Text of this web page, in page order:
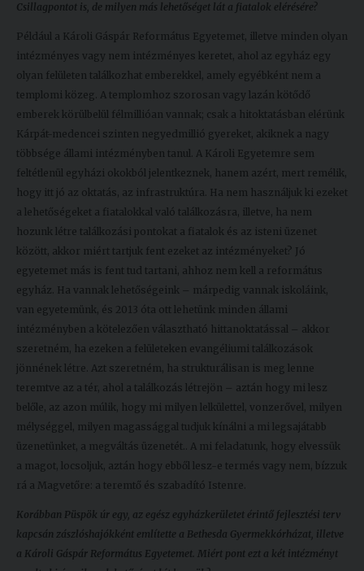
Csillagpontot is, de milyen más lehetőséget lát a fiatalok elérésére?
Például a Károli Gáspár Református Egyetemet, illetve minden olyan
intézményes vagy nem intézményes keretet, ahol az egyház egy
olyan felületen találkozhat emberekkel, amely egyébként nem a
templomi közeg. A templomhoz szorosan vagy lazán kötődő
emberek körülbelül félmillióan vannak; csak a hitoktatásban elérünk
Kárpát-medencei szinten negyedmillió gyereket, akiknek a nagy
többsége állami intézményben tanul. A Károli Egyetemre sem
feltétlenül egyházi okokból jelentkeznek, hanem azért, mert remélik,
hogy itt jó az oktatás, az infrastruktúra. Ha nem használjuk ki ezeket
a lehetőségeket a fiatalokkal való találkozásra, illetve, ha nem
hozunk létre találkozási pontokat a fiatalok és az isteni üzenet
között, akkor miért tartjuk fent ezeket az intézményeket? Jó
egyetemet más is fent tud tartani, ahhoz nem kell a református
egyház. Ha vannak lehetőségeink – márpedig vannak iskoláink,
van egyetemünk, és 2013 óta ott lehetünk minden állami
intézményben a kötelezően választható hittanoktatással – akkor
szeretném, ha ezeken a felületeken evangéliumi találkozások
jönnének létre. Azt szeretném, ha strukturálisan is meg lenne
teremtve az a tér, ahol a találkozás létrejön – aztán hogy mi lesz
belőle, az azon múlik, hogy mi milyen lelkülettel, vonzerővel, milyen
mélységgel, milyen magassággal tudjuk kínálni a mi legsajátabb
üzenetünket, a megváltás üzenetét.. A mi feladatunk, hogy elvessük
a magot, locsoljuk, aztán hogy ebből lesz-e termés vagy nem, bízzuk
rá a Magvetőre: a teremtő és szabadító Istenre.
Korábban Püspök úr egy, az egész egyházkerületet érintő fejlesztési terv
kapcsán zászlóshajókként említette a Bethesda Gyermekkórházat, illetve
a Károli Gáspár Református Egyetemet. Miért pont ezt a két intézményt